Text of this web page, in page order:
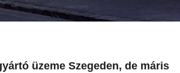
üzeme Szegeden, de máris